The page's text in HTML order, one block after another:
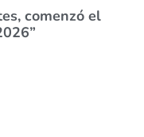
comenzó el